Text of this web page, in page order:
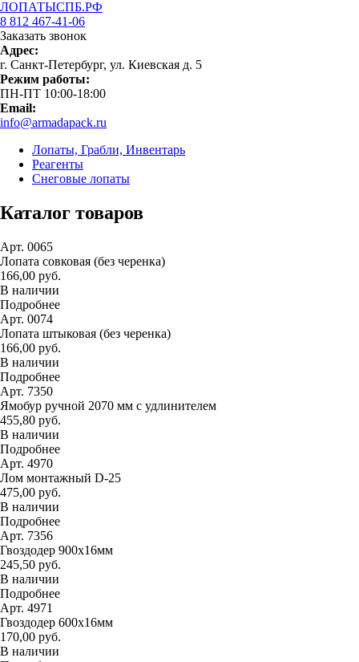
ЛОПАТЫСПБ.РФ
8 812 467-41-06
Заказать звонок
Адрес:
г. Санкт-Петербург, ул. Киевская д. 5
Режим работы:
ПН-ПТ 10:00-18:00
Email:
info@armadapack.ru
Лопаты, Грабли, Инвентарь
Реагенты
Снеговые лопаты
Каталог товаров
Арт. 0065
Лопата совковая (без черенка)
166,00 руб.
В наличии
Подробнее
Арт. 0074
Лопата штыковая (без черенка)
166,00 руб.
В наличии
Подробнее
Арт. 7350
Ямобур ручной 2070 мм с удлинителем
455,80 руб.
В наличии
Подробнее
Арт. 4970
Лом монтажный D-25
475,00 руб.
В наличии
Подробнее
Арт. 7356
Гвоздодер 900х16мм
245,50 руб.
В наличии
Подробнее
Арт. 4971
Гвоздодер 600х16мм
170,00 руб.
В наличии